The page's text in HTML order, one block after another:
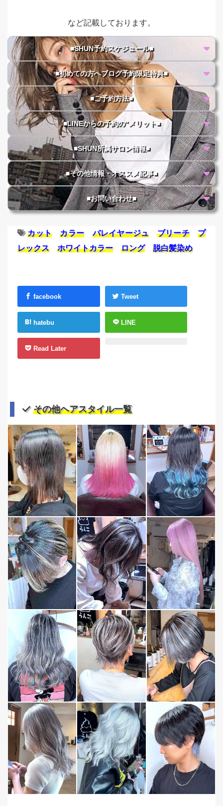
など記載しております。
■SHUN予約スケジュール■
■初めての方へブログ予約限定特典■
■ご予約方法■
■LINEからの予約の"メリット■
■SHUN所属サロン情報■
■その他情報・オススメ記事■
■お問い合わせ■
カット カラー バレイヤージュ ブリーチ
プ
レックス
ホワイトカラー ロング 脱白髪染め
facebook Tweet
hatebu LINE
Read Later
その他ヘアスタイル一覧